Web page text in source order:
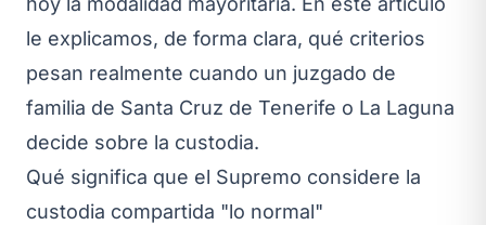
le explicamos, de forma clara, qué criterios
pesan realmente cuando un juzgado de
familia de Santa Cruz de Tenerife o La Laguna
decide sobre la custodia.
Qué significa que el Supremo considere la
custodia compartida "lo normal"